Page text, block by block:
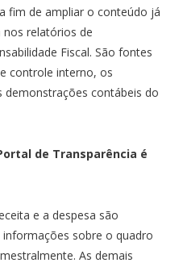
fim de ampliar o conteúdo já
relatórios de
Fiscal. São fontes
controle interno, os
contábeis do
de Transparência é
e a despesa são
sobre o quadro
As demais